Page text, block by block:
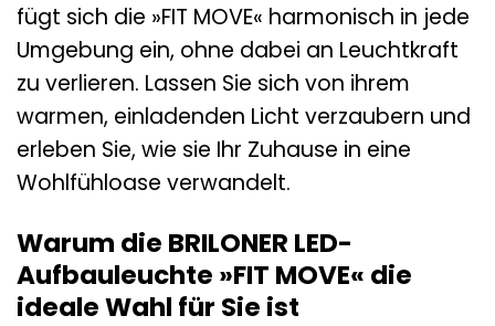
fügt sich die »FIT MOVE« harmonisch in jede
Umgebung ein, ohne dabei an Leuchtkraft
zu verlieren. Lassen Sie sich von ihrem
warmen, einladenden Licht verzaubern und
erleben Sie, wie sie Ihr Zuhause in eine
Wohlfühloase verwandelt.
Warum die BRILONER LED-
Aufbauleuchte »FIT MOVE« die
ideale Wahl für Sie ist